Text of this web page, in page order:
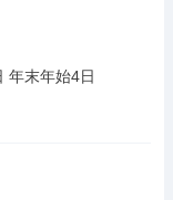
年末年始4日